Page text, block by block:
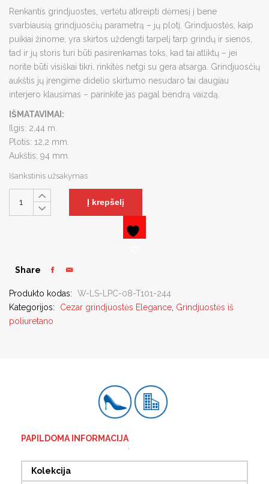
Renkantis grindjuostes, vertėtu atkreipti dėmesį į bene
svarbiausią grindjuosčių parametrą – jų plotį. Grindjuostės, kaip
puikiai žinome, yra skirtos uždengti tarpelį tarp grindų ir sienos,
tad ir jų storis turi būti pasirenkamas toks, kad tai atliktų – jei
norite būti visiškai tikri, rinkitės netgi su gera atsarga. Grindjuosčių
aukštis jų įrengime didelio skirtumo nesudaro tai daugiau
interjero klausimas – parinkite jas pagal bendrą vaizdą.
IŠMATAVIMAI:
Ilgis: 2,44 m.
Plotis: 12,2 mm.
Aukštis: 94 mm.
Išankstinis užsakymas
Į krepšelį
Share
Produkto kodas:
W-LS-LPC-08-T101-244
Kategorijos:
Cezar grindjuostės Elegance Grindjuostės iš
poliuretano
PAPILDOMA INFORMACIJA
Kolekcija